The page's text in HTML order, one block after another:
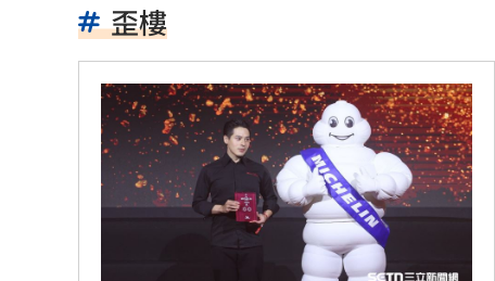
陳佩琪：柯文哲抱怨電子手環「充電不便」
高雄漁船誤捕革龜 海巡吊車救援上岸安置
富邦交手統一延賽 新洋投瑪蒂斯首秀泡湯
白海豚強風吹倒飯店圍籬！路人受傷送醫
歪樓